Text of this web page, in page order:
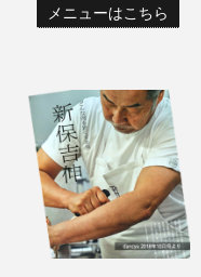
メニューはこちら